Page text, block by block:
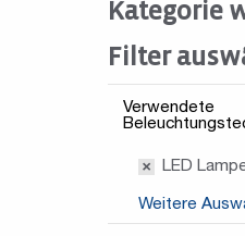
Kategorie
Filter
Verwendete
LED
Weitere